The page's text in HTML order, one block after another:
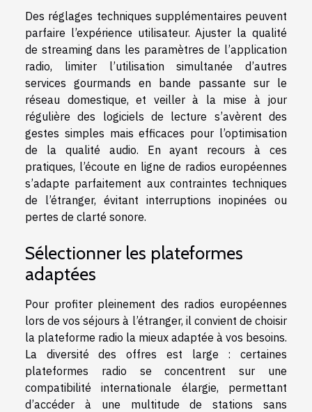
Des réglages techniques supplémentaires peuvent
parfaire l’expérience utilisateur. Ajuster la qualité
de streaming dans les paramètres de l’application
radio, limiter l’utilisation simultanée d’autres
services gourmands en bande passante sur le
réseau domestique, et veiller à la mise à jour
régulière des logiciels de lecture s’avèrent des
gestes simples mais efficaces pour l’optimisation
de la qualité audio. En ayant recours à ces
pratiques, l’écoute en ligne de radios européennes
s’adapte parfaitement aux contraintes techniques
de l’étranger, évitant interruptions inopinées ou
pertes de clarté sonore.
Sélectionner les plateformes
adaptées
Pour profiter pleinement des radios européennes
lors de vos séjours à l’étranger, il convient de choisir
la plateforme radio la mieux adaptée à vos besoins.
La diversité des offres est large : certaines
plateformes radio se concentrent sur une
compatibilité internationale élargie, permettant
d’accéder à une multitude de stations sans